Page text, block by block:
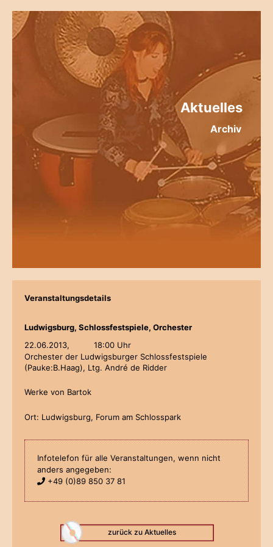
Aktuelles
Archiv
Veranstaltungsdetails
Ludwigsburg, Schlossfestspiele, Orchester
22.06.2013,
18:00 Uhr
Orchester der Ludwigsburger Schlossfestspiele
(Pauke:B.Haag), Ltg. André de Ridder
Werke von Bartok
Ort: Ludwigsburg, Forum am Schlosspark
Infotelefon für alle Veranstaltungen, wenn nicht
anders angegeben:
+49 (0)89 850 37 81
zurück zu Aktuelles